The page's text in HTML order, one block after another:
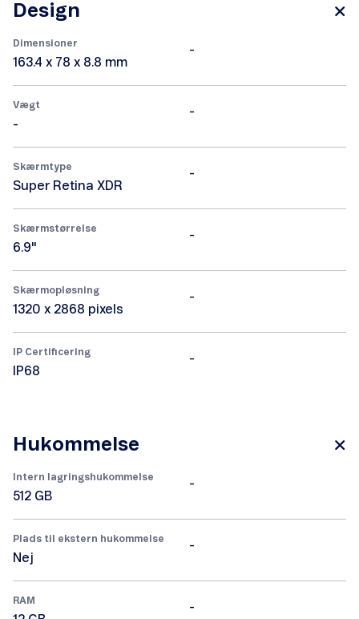
Design
Dimensioner
163.4 x 78 x 8.8 mm
-
Vægt
-
-
Skærmtype
Super Retina XDR
-
Skærmstørrelse
6.9"
-
Skærmopløsning
1320 x 2868 pixels
-
IP Certificering
IP68
-
Hukommelse
Intern lagringshukommelse
512 GB
-
Plads til ekstern hukommelse
Nej
-
RAM -